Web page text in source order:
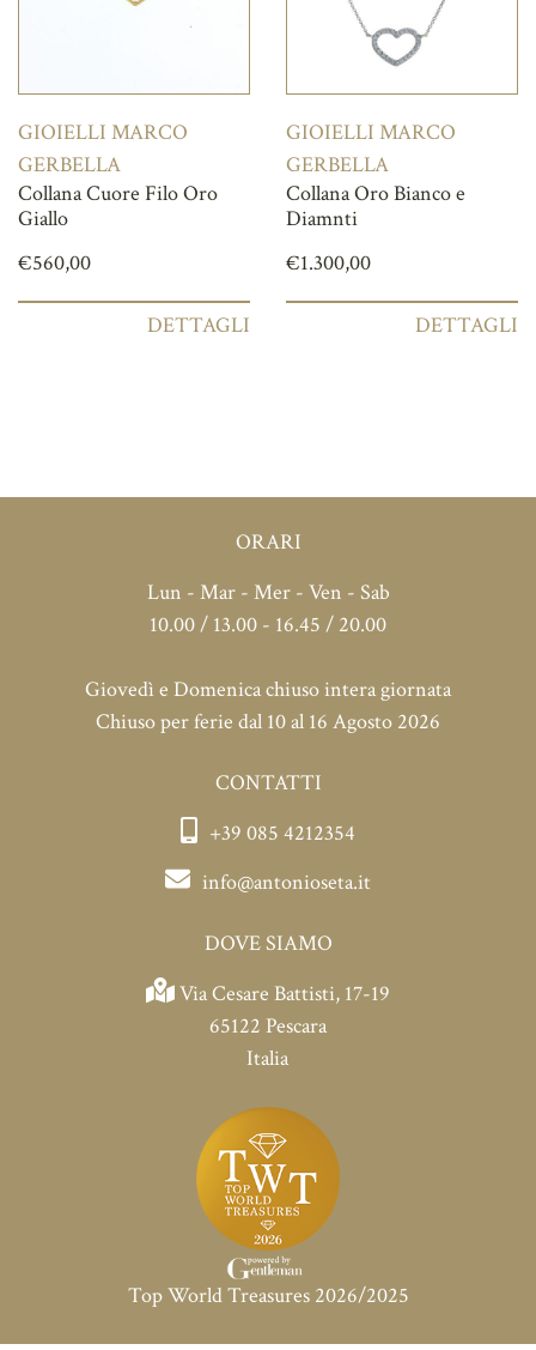
GIOIELLI MARCO
GERBELLA
Collana Cuore Filo Oro
Giallo
€560,00
DETTAGLI
GIOIELLI MARCO
GERBELLA
Collana Oro Bianco e
Diamnti
€1.300,00
DETTAGLI
ORARI
Lun - Mar - Mer - Ven - Sab
10.00 / 13.00 - 16.45 / 20.00
Giovedì e Domenica chiuso intera giornata
Chiuso per ferie dal 10 al 16 Agosto 2026
CONTATTI
+39 085 4212354
info@antonioseta.it
DOVE SIAMO
Via Cesare Battisti, 17-19
65122 Pescara
Italia
Top World Treasures 2026/2025